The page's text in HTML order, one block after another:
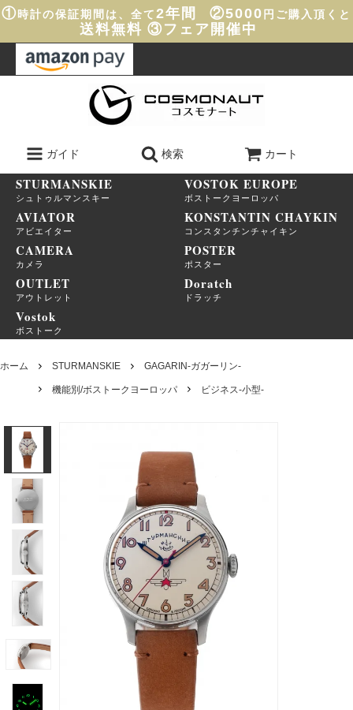
① 時計の保証期間は、全て2年間 ②5000 円ご購入頂くと
送料無料 ③フェア開催中
ガイド 検索 カート
STURMANSKIE
シュトゥルマンスキー
VOSTOK EUROPE
ボストークヨーロッパ
AVIATOR
アビエイター
KONSTANTIN CHAYKIN
コンスタンチンチャイキン
CAMERA
カメラ
POSTER
ポスター
OUTLET
アウトレット
Doratch
ドラッチ
Vostok
ボストーク
ホーム STURMANSKIE GAGARIN-ガガーリン-
機能別/ボストークヨーロッパ ビジネス-小型-